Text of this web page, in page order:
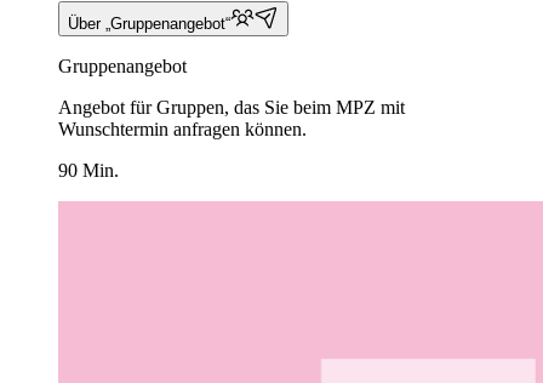
Über „Gruppenangebot“
Gruppenangebot
Angebot für Gruppen, das Sie beim MPZ mit
Wunschtermin anfragen können.
90 Min.